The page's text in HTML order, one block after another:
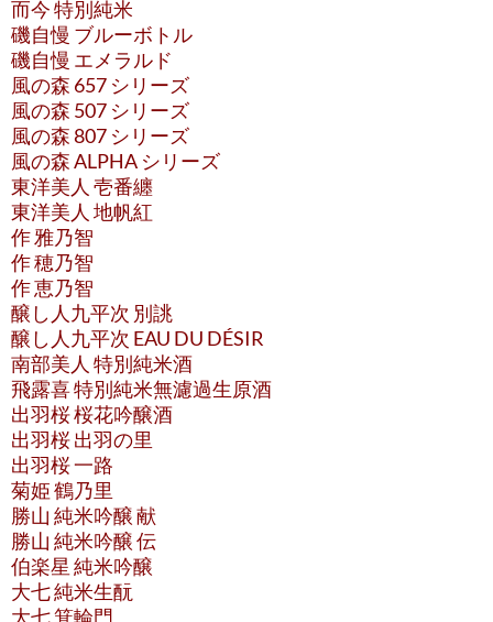
而今 特別純米
磯自慢 ブルーボトル
磯自慢 エメラルド
風の森 657 シリーズ
風の森 507 シリーズ
風の森 807 シリーズ
風の森 ALPHA シリーズ
東洋美人 壱番纏
東洋美人 地帆紅
作 雅乃智
作 穂乃智
作 恵乃智
醸し人九平次 別誂
醸し人九平次 EAU DU DÉSIR
南部美人 特別純米酒
飛露喜 特別純米無濾過生原酒
出羽桜 桜花吟醸酒
出羽桜 出羽の里
出羽桜 一路
菊姫 鶴乃里
勝山 純米吟醸 献
勝山 純米吟醸 伝
伯楽星 純米吟醸
大七 純米生酛
大七 箕輪門